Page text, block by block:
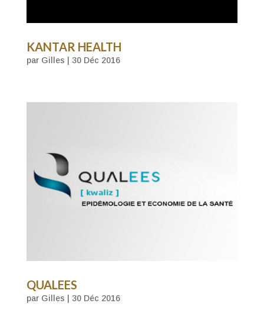
KANTAR HEALTH
par Gilles 30 Déc 2016
QUALEES
par Gilles 30 Déc 2016